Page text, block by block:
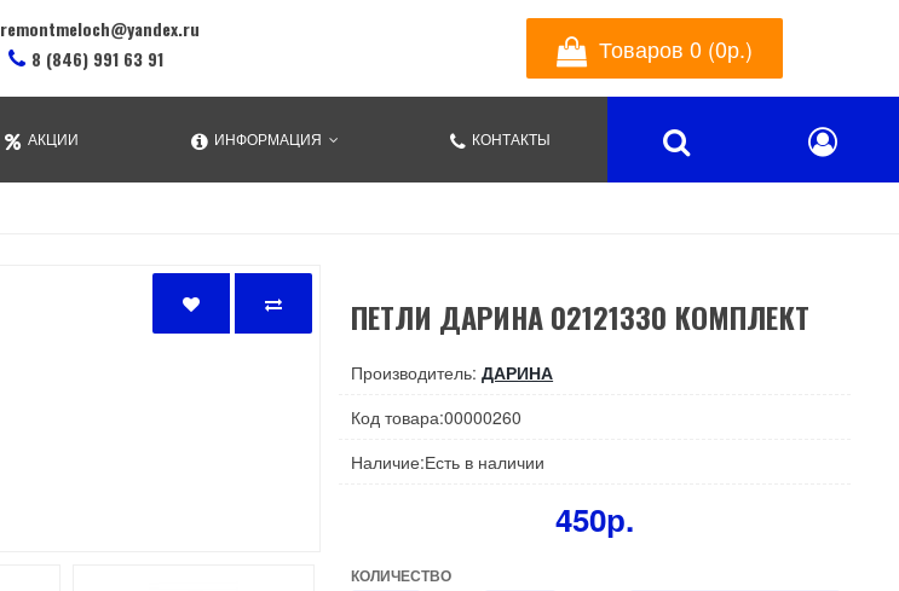
remontmeloch@yandex.ru
8 (846) 991 63 91
Товаров 0 (0р.)
АКЦИИ ИНФОРМАЦИЯ КОНТАКТЫ
ПЕТЛИ ДАРИНА 02121330 КОМПЛЕКТ
Производитель:ДАРИНА
Код товара:00000260
Наличие:Есть в наличии
450р.
КОЛИЧЕСТВО